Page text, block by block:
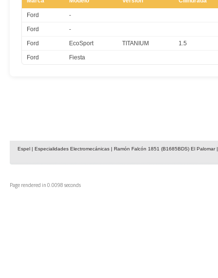
Ford -
Ford -
Ford EcoSport TITANIUM 1.5
Ford Fiesta
Espel | Especialidades Electromecánicas | Ramón Falcón 1851 (B1685BDS) El
Page rendered in 0.0098 seconds